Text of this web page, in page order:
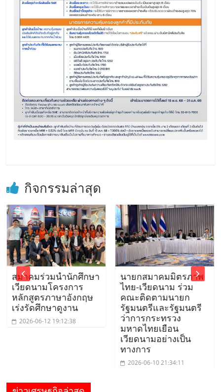
กิจกรรมล่าสุด
มาคมร่วมนำนักศึกษา
วียดนามโครงการ
ลักสูตรภาษาอังกฤษ
ร่งรัดศึกษาดูงาน
2026-06-12 19:12:38
นายกสมาคมมิตรภาพ
ไทย-เวียดนาม ร่วม
คณะติดตามนายก
รัฐมนตรีและรัฐมนตรี
ว่าการกระทรวง
มหาดไทยเยือน
เวียดนามอย่างเป็น
ทางการ
2026-06-10 21:34:11